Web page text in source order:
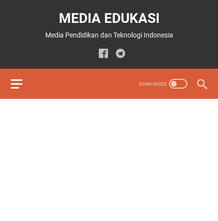
MEDIA EDUKASI
Media Pendidikan dan Teknologi Indonesia